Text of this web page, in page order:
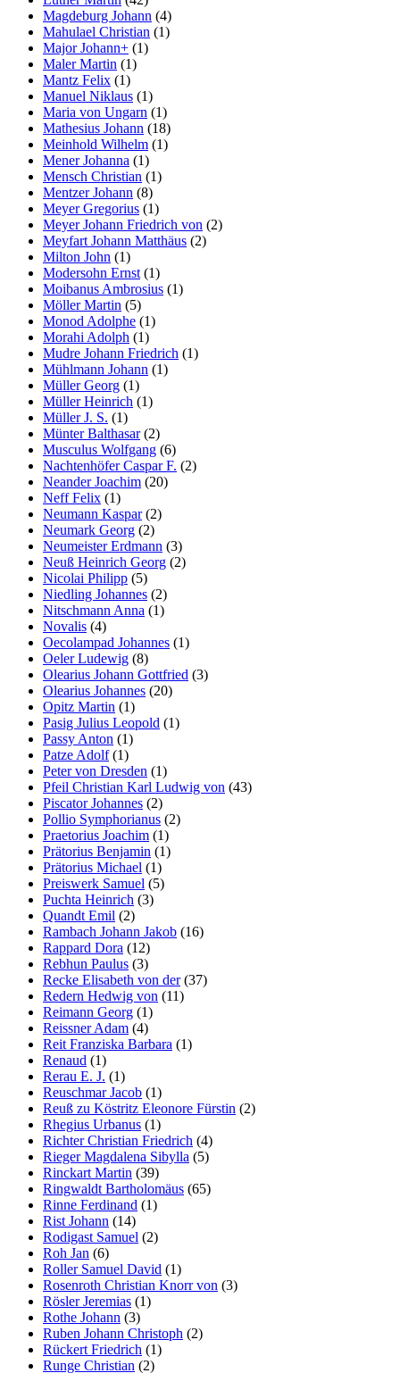
Magdeburg Johann (4)
Mahulael Christian (1)
Major Johann+ (1)
Maler Martin (1)
Mantz Felix (1)
Manuel Niklaus (1)
Maria von Ungarn (1)
Mathesius Johann (18)
Meinhold Wilhelm (1)
Mener Johanna (1)
Mensch Christian (1)
Mentzer Johann (8)
Meyer Gregorius (1)
Meyer Johann Friedrich von (2)
Meyfart Johann Matthäus (2)
Milton John (1)
Modersohn Ernst (1)
Moibanus Ambrosius (1)
Möller Martin (5)
Monod Adolphe (1)
Morahi Adolph (1)
Mudre Johann Friedrich (1)
Mühlmann Johann (1)
Müller Georg (1)
Müller Heinrich (1)
Müller J. S. (1)
Münter Balthasar(2)
Musculus Wolfgang (6)
Nachtenhöfer Caspar F. (2)
Neander Joachim (20)
Neff Felix (1)
Neumann Kaspar(2)
Neumark Georg (2)
Neumeister Erdmann (3)
Neuß Heinrich Georg (2)
Nicolai Philipp (5)
Niedling Johannes (2)
Nitschmann Anna (1)
Novalis (4)
Oecolampad Johannes (1)
Oeler Ludewig (8)
Olearius Johann Gottfried (3)
Olearius Johannes (20)
Opitz Martin (1)
Pasig Julius Leopold (1)
Passy Anton (1)
Patze Adolf(1)
Peter von Dresden (1)
Pfeil Christian Karl Ludwig von (43)
Piscator Johannes (2)
Pollio Symphorianus (2)
Praetorius Joachim (1)
Prätorius Benjamin (1)
Prätorius Michael (1)
Preiswerk Samuel (5)
Puchta Heinrich (3)
Quandt Emil (2)
Rambach Johann Jakob (16)
Rappard Dora (12)
Rebhun Paulus (3)
Recke Elisabeth von der(37)
Redern Hedwig von (11)
Reimann Georg (1)
Reissner Adam (4)
Reit Franziska Barbara (1)
Renaud (1)
Rerau E. J. (1)
Reuschmar Jacob (1)
Reuß zu Köstritz Eleonore Fürstin (2)
Rhegius Urbanus (1)
Richter Christian Friedrich (4)
Rieger Magdalena Sibylla (5)
Rinckart Martin (39)
Ringwaldt Bartholomäus (65)
Rinne Ferdinand (1)
Rist Johann (14)
Rodigast Samuel (2)
Roh Jan (6)
Roller Samuel David (1)
Rosenroth Christian Knorr von (3)
Rösler Jeremias (1)
Rothe Johann (3)
Ruben Johann Christoph (2)
Rückert Friedrich (1)
Runge Christian (2)